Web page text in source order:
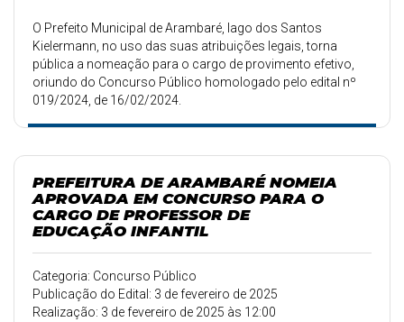
O Prefeito Municipal de Arambaré, Iago dos Santos
Kielermann, no uso das suas atribuições legais, torna
pública a nomeação para o cargo de provimento efetivo,
oriundo do Concurso Público homologado pelo edital nº
019/2024, de 16/02/2024.
PREFEITURA DE ARAMBARÉ NOMEIA
APROVADA EM CONCURSO PARA O
CARGO DE PROFESSOR DE
EDUCAÇÃO INFANTIL
Categoria: Concurso Público
Publicação do Edital: 3 de fevereiro de 2025
Realização: 3 de fevereiro de 2025 às 12:00